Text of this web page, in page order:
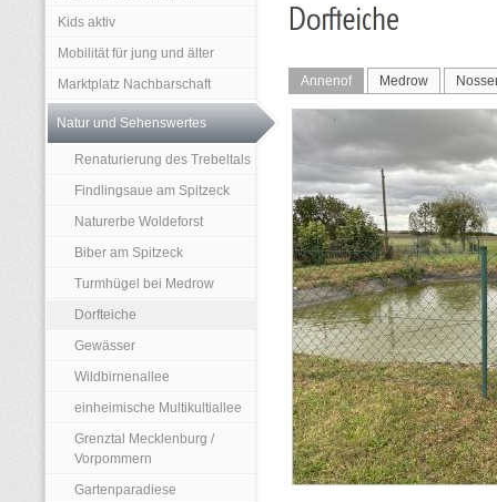
Kids aktiv
Mobilität für jung und älter
Marktplatz Nachbarschaft
Natur und Sehenswertes
Renaturierung des Trebeltals
Findlingsaue am Spitzeck
Naturerbe Woldeforst
Biber am Spitzeck
Turmhügel bei Medrow
Dorfteiche
Gewässer
Wildbirnenallee
einheimische Multikultiallee
Grenztal Mecklenburg /
Vorpommern
Gartenparadiese
Annenof Medrow